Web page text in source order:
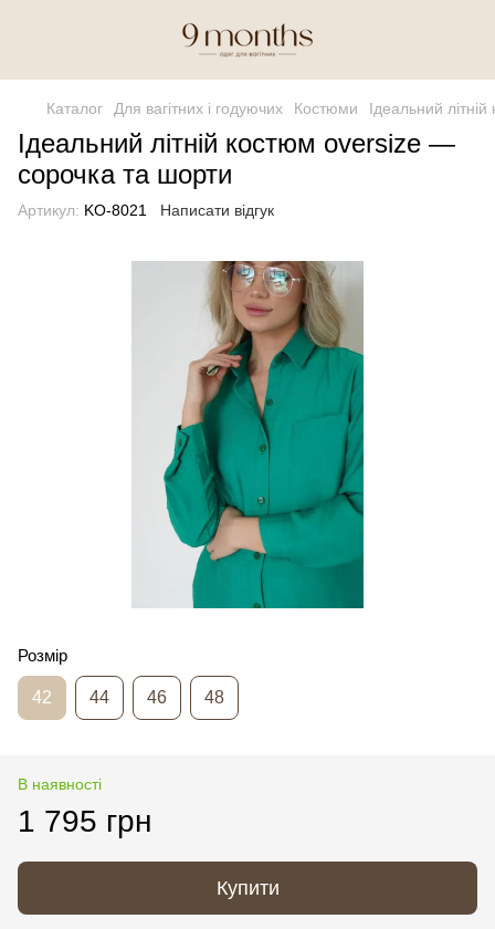
Каталог Для вагітних і годуючих Костюми Ідеальний
Ідеальний літній костюм oversize —
сорочка та шорти
Артикул: KO-8021 Написати відгук
Розмір
42 44 46 48
В наявності
1 795 грн
Купити